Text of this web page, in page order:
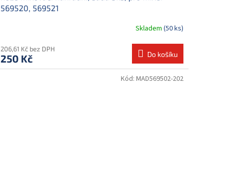
569520, 569521
Skladem (50 ks)
206,61 Kč bez DPH
250 Kč Do košíku
Kód: MAD569502-202